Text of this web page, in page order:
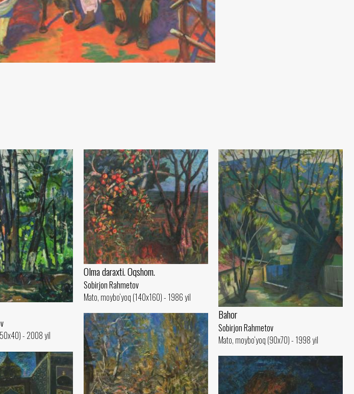
- 2008 yil
Olma daraxti. Oqshom.
Sobirjon Rahmetov
Mato, moybo‘yoq (140x160) - 1986 yil
Bahor
Sobirjon Rahmetov
Mato, moybo‘yoq (90x70) - 1998 yil